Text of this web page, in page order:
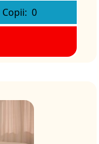
Copii: 0